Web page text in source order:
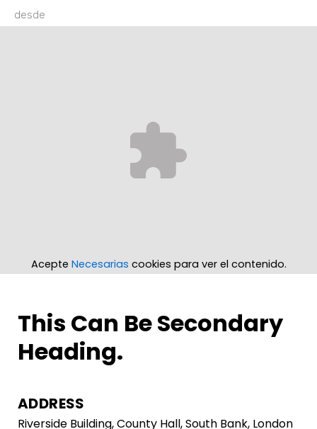
desde
Acepte Necesarias cookies para ver el contenido.
This Can Be Secondary
Heading.
ADDRESS
Riverside Building, County Hall, South Bank, London